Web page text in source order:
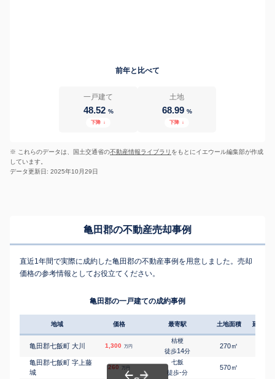
前年と比べて
一戸建て
48.52 %
下降 ↓
土地
68.99 %
下降 ↓
※ これらのデータは、国土交通省の不動産情報ライブラリ をもとにイエウール編集部が作成
しています。
データ更新日: 2025年10月29日
亀田郡の不動産売却事例
直近1年間で実際に成約した亀田郡の不動産事例を用意しました。売却
価格の参考情報としてお役立てください。
亀田郡の一戸建ての成約事例
地域 価格 最寄駅 土地面積 延床面
亀田郡七飯町 大川 1,300 万円
桔梗
徒歩14分
270㎡
亀田郡七飯町 字上藤
城
260 万円
七飯
徒歩-分
570㎡